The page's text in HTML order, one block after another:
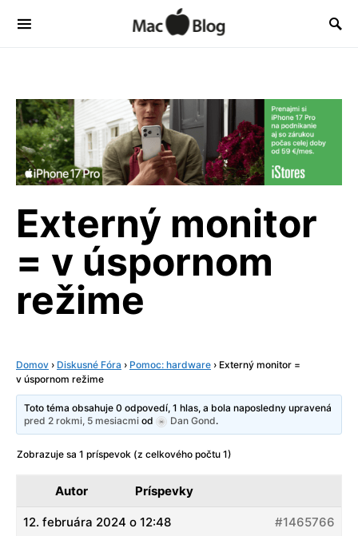
Externý monitor
= v úspornom
režime
Domov › Diskusné Fóra › Pomoc: hardware › Externý monitor =
v úspornom režime
Toto téma obsahuje 0 odpovedí, 1 hlas, a bola naposledny upravená
pred 2 rokmi, 5 mesiacmi od Dan Gond.
Zobrazuje sa 1 príspevok (z celkového počtu 1)
Autor Príspevky
12. februára 2024 o 12:48 #1465766